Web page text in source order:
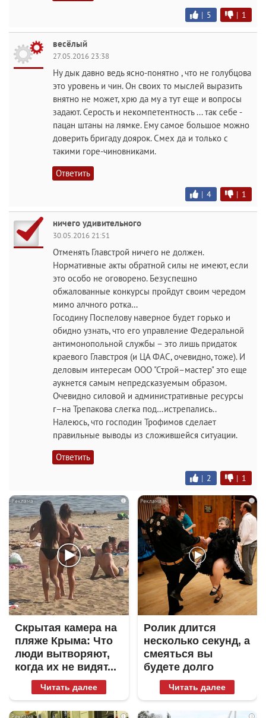
| 5 | 1
весёлый
27.05.2016 23:38
Ну дык давно ведь ясно-понятно , что не голубцова
это уровень и чин. Он своих то мыслей выразить
внятно не может, хрю да му а тут еще и вопросы
задают. Серость и некомпетентность ... так себе -
пацан штаны на лямке. Ему самое большое можно
доверить бригаду доярок. Смех да и только с
такими горе-чиновниками.
Ответить
| 4 | 1
ничего удивительного
30.05.2016 21:51
Отменять Главстрой ничего не должен.
Нормативные акты обратной силы не имеют, если
это особо не оговорено. Безуспешно
обжалованные конкурсы пройдут своим чередом
мимо алчного ротка…
Госодину Поспелову наверное будет горько и
обидно узнать, что его управление Федеральной
антимонопольной службы – это лишь придаток
краевого Главстроя (и ЦА ФАС, очевидно, тоже). И
деловым интересам ООО "Строй–мастер" это еще
аукнется самым непредсказуемым образом.
Очевидно силовой и административные ресурсы
г–на Трепакова слегка под…истрепались..
Налеюсь, что господин Трофимов сделает
правильные выводы из сложившейся ситуации.
Ответить
| 2 | 1
i
Скрытая камера на
пляже Крыма: Что
люди вытворяют,
когда их не видят...
Читать далее
i
Ролик длится
несколько секунд, а
смеяться вы
будете долго
Читать далее
i i